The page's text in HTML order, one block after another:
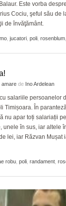
Este vorba
Cociu, şeful său de
de învăţământ.
jucatori poli rosenblum
amare de Ino Ardelean
salariile persoanelor
Timișoara. În
nu apar toți salariații
unele în sus, iar altele
lei, iar Răzvan Mușat
robu poli randament